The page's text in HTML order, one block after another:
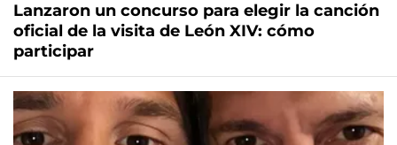
Lanzaron un concurso para elegir la canción
oficial de la visita de León XIV: cómo
participar